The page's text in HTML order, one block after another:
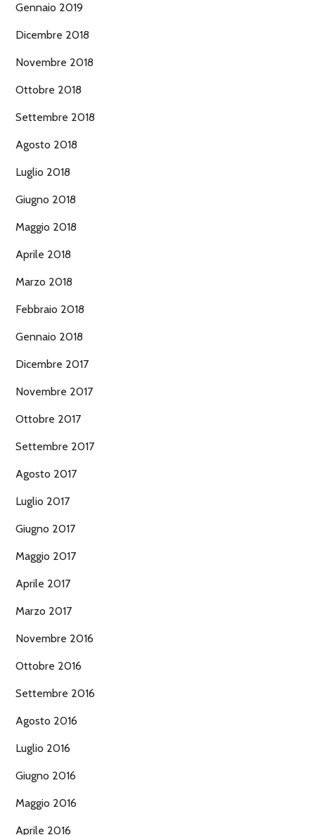
Gennaio 2019
Dicembre 2018
Novembre 2018
Ottobre 2018
Settembre 2018
Agosto 2018
Luglio 2018
Giugno 2018
Maggio 2018
Aprile 2018
Marzo 2018
Febbraio 2018
Gennaio 2018
Dicembre 2017
Novembre 2017
Ottobre 2017
Settembre 2017
Agosto 2017
Luglio 2017
Giugno 2017
Maggio 2017
Aprile 2017
Marzo 2017
Novembre 2016
Ottobre 2016
Settembre 2016
Agosto 2016
Luglio 2016
Giugno 2016
Maggio 2016
Aprile 2016